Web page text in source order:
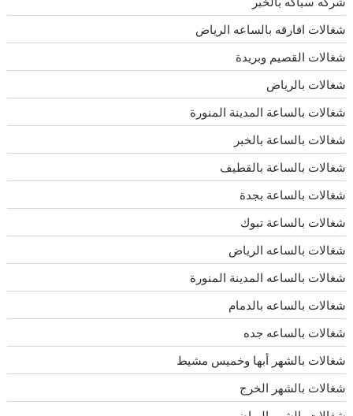
شغالات افارقه بالساعه الرياض
شغالات القصيم وبريدة
شغالات بالرياض
شغالات بالساعة المدينة المنورة
شغالات بالساعة بالخبر
شغالات بالساعة بالقطيف
شغالات بالساعة بجدة
شغالات بالساعة تبوك
شغالات بالساعه الرياض
شغالات بالساعه المدينة المنورة
شغالات بالساعه بالدمام
شغالات بالساعه جده
شغالات بالشهر أبها وخميس مشيط
شغالات بالشهر الخرج